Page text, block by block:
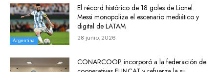
Argentina
El récord histórico de 18 goles de Lionel
Messi monopoliza el escenario mediático y
digital de LATAM
28 junio, 2026
CONARCOOP incorporó a la federación de